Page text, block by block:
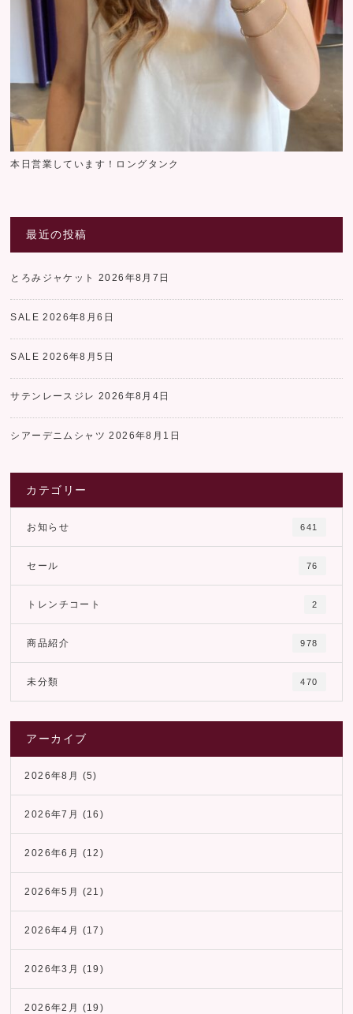
本日営業しています！ロングタンク
最近の投稿
とろみジャケット 2026年8月7日
SALE 2026年8月6日
SALE 2026年8月5日
サテンレースジレ 2026年8月4日
シアーデニムシャツ 2026年8月1日
カテゴリー
お知らせ 641
セール 76
トレンチコート 2
商品紹介 978
未分類 470
アーカイブ
2026年8月 (5)
2026年7月 (16)
2026年6月 (12)
2026年5月 (21)
2026年4月 (17)
2026年3月 (19)
2026年2月 (19)